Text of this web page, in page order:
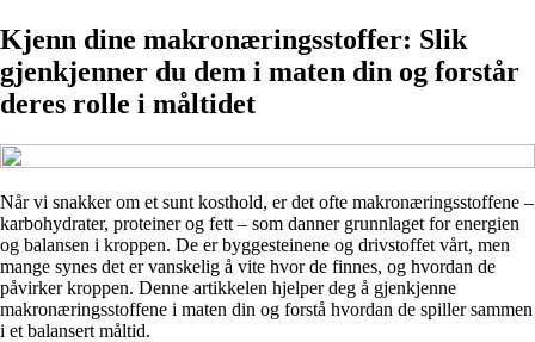
Kjenn dine makronæringsstoffer: Slik
gjenkjenner du dem i maten din og forstår
deres rolle i måltidet
Når vi snakker om et sunt kosthold, er det ofte makronæringsstoffene –
karbohydrater, proteiner og fett – som danner grunnlaget for energien
og balansen i kroppen. De er byggesteinene og drivstoffet vårt, men
mange synes det er vanskelig å vite hvor de finnes, og hvordan de
påvirker kroppen. Denne artikkelen hjelper deg å gjenkjenne
makronæringsstoffene i maten din og forstå hvordan de spiller sammen
i et balansert måltid.